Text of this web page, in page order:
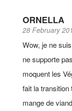
ORNELLA
28 February
Wow, je ne
ne supporte
moquent les
fait la
mange de